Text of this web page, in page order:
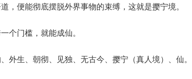
，便能彻底摆脱外界事物的束缚，这就是撄宁境。
个门槛，就能成仙。
外生、朝彻、见独、无古今、撄宁（真人境）、仙。